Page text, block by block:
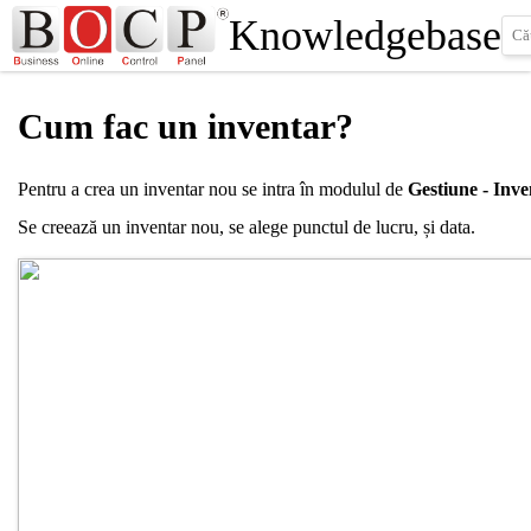
Knowledgebase
Cum fac un inventar?
Pentru a crea un inventar nou se intra în modulul de Gestiune -
Se creează un inventar nou, se alege punctul de lucru, și data.